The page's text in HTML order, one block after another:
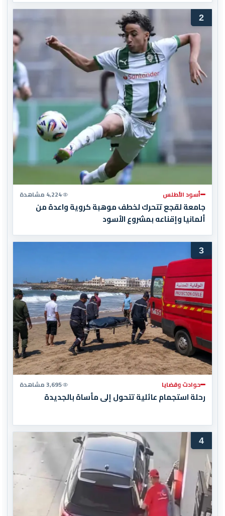
2
أسود الأطلس 4,224 مشاهدة
جامعة لقجع تتحرك لخطف موهبة كروية واعدة من
ألمانيا وإقناعه بمشروع الأسود
3
حوادث وقضايا 3,695 مشاهدة
رحلة استجمام عائلية تتحول إلى مأساة بالجديدة
4